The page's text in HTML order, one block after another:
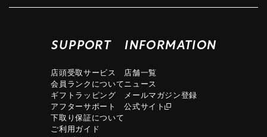
SUPPORT
店頭受取サービス
会員ランクについて
ギフトラッピング
アフターサポート
下取り保証について
ご利用ガイド
INFORMATION
店舗一覧
ニュース
メールマガジン登録
公式サイト